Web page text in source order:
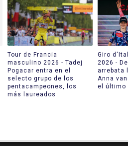
Tour de Francia
masculino 2026 - Tadej
Pogacar entra en el
selecto grupo de los
pentacampeones, los
más laureados
Giro
2026 -
arrebata
Anna
el último